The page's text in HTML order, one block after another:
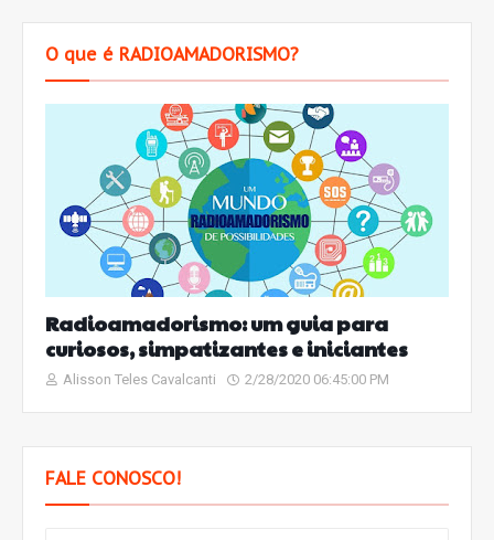
O que é RADIOAMADORISMO?
Radioamadorismo: um guia para
curiosos, simpatizantes e iniciantes
Alisson Teles Cavalcanti 2/28/2020 06:45:00 PM
FALE CONOSCO!